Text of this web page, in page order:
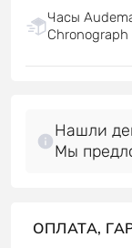
Часы
Chronograph
Нашли
Мы
ОПЛАТА,